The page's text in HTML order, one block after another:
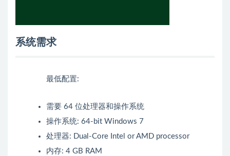
系统需求
最低配置:
需要 64 位处理器和操作系统
操作系统: 64-bit Windows 7
处理器: Dual-Core Intel or AMD processor
内存: 4 GB RAM